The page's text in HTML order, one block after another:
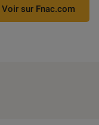
Voir sur Fnac.com